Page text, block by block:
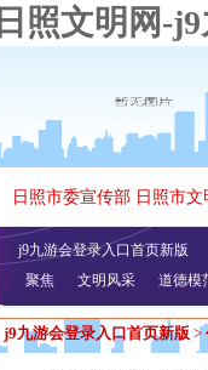
日照文明网-
日照市委宣传部 日照市
j9九游会登录入口首页新版
明播报
公益视
聚焦 文明风采 道德模
j9九游会登录入口首页新版 >